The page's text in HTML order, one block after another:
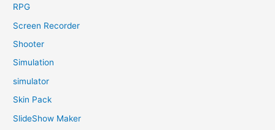
RPG
Screen Recorder
Shooter
Simulation
simulator
Skin Pack
SlideShow Maker